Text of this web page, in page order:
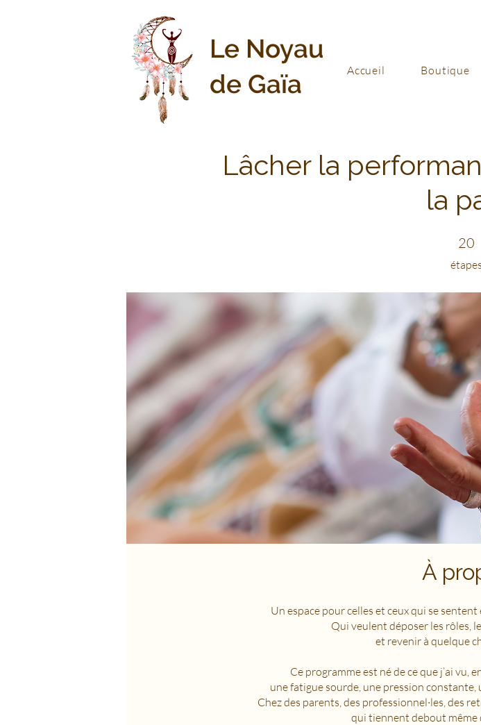
Le Noyau
de Gaïa
Accueil Boutique
Lâcher la
la
20
étapes
20 étapes
À
Un espace pour celles et ceux qui se
Qui veulent déposer les rôles,
et revenir à quelque
Ce programme est né de ce que j’ai vu,
une fatigue sourde, une pression constante,
Chez des parents, des professionnel·les, des
qui tiennent debout même